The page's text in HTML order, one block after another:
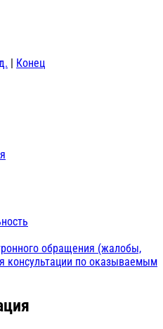
Конец
обращения (жалобы,
консультации по оказываемым